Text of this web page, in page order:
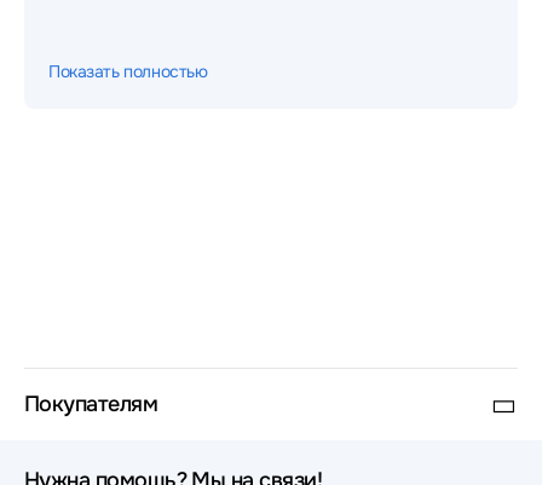
Показать полностью
Покупателям
Нужна помощь? Мы на связи!